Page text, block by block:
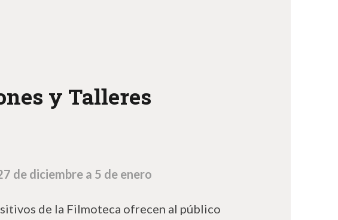
y Talleres
de diciembre a 5 de enero
de la Filmoteca ofrecen al público